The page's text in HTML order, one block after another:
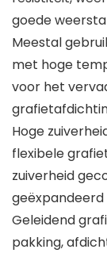
goede
Meestal
met hoge
voor het
Hoge
flexibele
zuiverheid
Geleidend
pakking,